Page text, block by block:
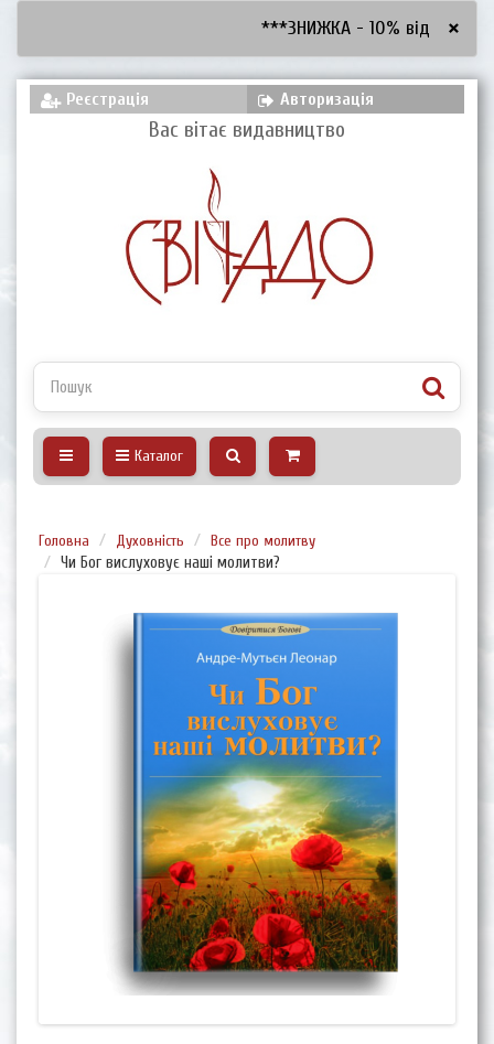
***ЗНИЖКА - 10% від 2600
×
Реєстрація Авторизація
Вас вітає видавництво
Каталог
Головна Духовність
Все про молитву
Чи Бог вислуховує наші молитви?